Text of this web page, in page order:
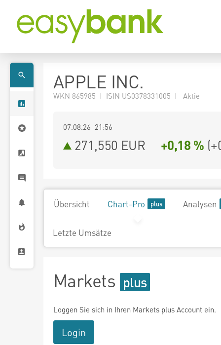
APPLE INC.
WKN 865985 | ISIN US0378331005 | Aktie
07.08.26 21:56
271,550 EUR +0,18 % (
Übersicht Chart-Pro Analysen
Letzte Umsätze
Markets
Loggen Sie sich in Ihren Markets plus Account ein.
Login